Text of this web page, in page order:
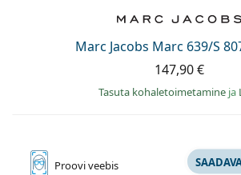
Marc Jacobs Marc 639/S
147,90 €
Tasuta kohaletoimetamine ja
Prooviveebis